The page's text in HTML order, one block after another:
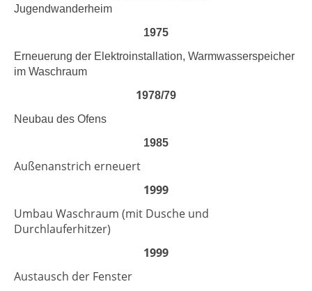
Jugendwanderheim
1975
Erneuerung der Elektroinstallation, Warmwasserspeicher
im Waschraum
1978/79
Neubau des Ofens
1985
Außenanstrich erneuert
1999
Umbau Waschraum (mit Dusche und
Durchlauferhitzer)
1999
Austausch der Fenster